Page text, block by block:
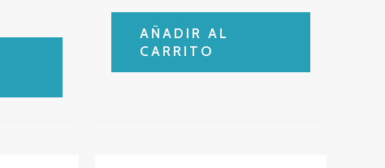
AÑADIR AL
CARRITO